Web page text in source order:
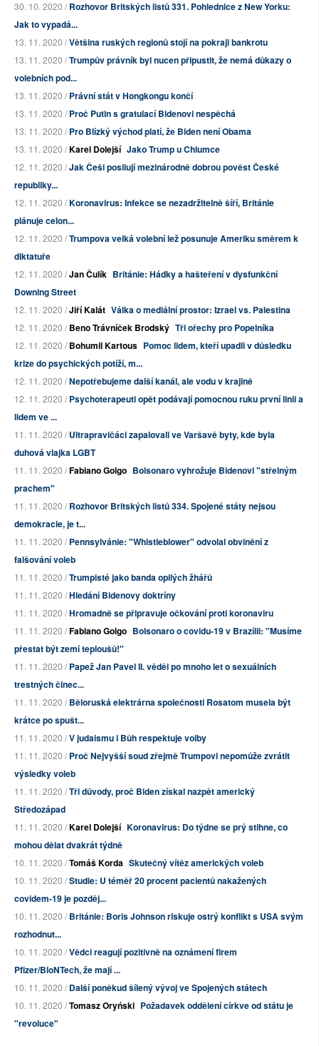
30. 10. 2020 /Rozhovor Britských listů 331. Pohlednice z New Yorku:
Jak to vypadá...
13. 11. 2020 /Většina ruských regionů stojí na pokraji bankrotu
13. 11. 2020 /Trumpův právník byl nucen připustit, že nemá důkazy o
volebních pod...
13. 11. 2020 /Právní stát v Hongkongu končí
13. 11. 2020 /Proč Putin s gratulací Bidenovi nespěchá
13. 11. 2020 /Pro Blízký východ platí, že Biden není Obama
13. 11. 2020 /Karel Dolejší Jako Trump u Chlumce
12. 11. 2020 /Jak Češi posilují mezinárodně dobrou pověst České
republiky...
12. 11. 2020 /Koronavirus: Infekce se nezadržitelně šíří, Británie
plánuje celon...
12. 11. 2020 /Trumpova velká volební lež posunuje Ameriku směrem k
diktatuře
12. 11. 2020 /Jan Čulík Británie: Hádky a hašteření v dysfunkční
Downing Street
12. 11. 2020 /Jiří Kalát Válka o mediální prostor: Izrael vs. Palestina
12. 11. 2020 /Beno Trávníček Brodský Tři ořechy pro Popelníka
12. 11. 2020 /Bohumil Kartous Pomoc lidem, kteří upadli v důsledku
krize do psychických potíží, m...
12. 11. 2020 /Nepotřebujeme další kanál, ale vodu v krajině
12. 11. 2020 /Psychoterapeuti opět podávají pomocnou ruku první linii a
lidem ve ...
11. 11. 2020 /Ultrapravičáci zapalovali ve Varšavě byty, kde byla
duhová vlajka LGBT
11. 11. 2020 /Fabiano Golgo Bolsonaro vyhrožuje Bidenovi "střelným
prachem"
11. 11. 2020 /Rozhovor Britských listů 334. Spojené státy nejsou
demokracie, je t...
11. 11. 2020 /Pennsylvánie: "Whistleblower" odvolal obvinění z
falšování voleb
11. 11. 2020 /Trumpisté jako banda opilých žhářů
11. 11. 2020 /Hledání Bidenovy doktríny
11. 11. 2020 /Hromadně se připravuje očkování proti koronaviru
11. 11. 2020 /Fabiano Golgo Bolsonaro o covidu-19 v Brazílii: "Musíme
přestat být zemí teploušů!"
11. 11. 2020 /Papež Jan Pavel II. věděl po mnoho let o sexuálních
trestných činec...
11. 11. 2020 /Běloruská elektrárna společnosti Rosatom musela být
krátce po spušt...
11. 11. 2020 /V judaismu i Bůh respektuje volby
11. 11. 2020 /Proč Nejvyšší soud zřejmě Trumpovi nepomůže zvrátit
výsledky voleb
11. 11. 2020 /Tři důvody, proč Biden získal nazpět americký
Středozápad
11. 11. 2020 /Karel Dolejší Koronavirus: Do týdne se prý stihne, co
mohou dělat dvakrát týdně
10. 11. 2020 /Tomáš Korda Skutečný vítěz amerických voleb
10. 11. 2020 /Studie: U téměř 20 procent pacientů nakažených
covidem-19 je pozděj...
10. 11. 2020 /Británie: Boris Johnson riskuje ostrý konflikt s USA svým
rozhodnut...
10. 11. 2020 /Vědci reagují pozitivně na oznámení firem
Pfizer/BioNTech, že mají ...
10. 11. 2020 /Další poněkud šílený vývoj ve Spojených státech
10. 11. 2020 /Tomasz Oryński Požadavek oddělení církve od státu je
"revoluce"